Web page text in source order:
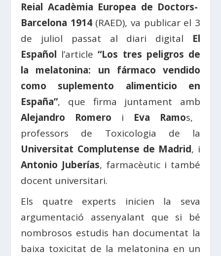
Reial Acadèmia Europea de Doctors-
Barcelona 1914(RAED), va publicar el 3
de juliol passat al diari digital El
Español l’article“Los tres peligros de
la melatonina: un fármaco vendido
como suplemento alimenticio en
España”, que firma juntament amb
Alejandro Romero i Eva Ramos,
professors de Toxicologia de la
Universitat Complutense de Madrid, i
Antonio Juberías, farmacèutic i també
docent universitari.
Els quatre experts inicien la seva
argumentació assenyalant que si bé
nombrosos estudis han documentat la
baixa toxicitat de la melatonina en un